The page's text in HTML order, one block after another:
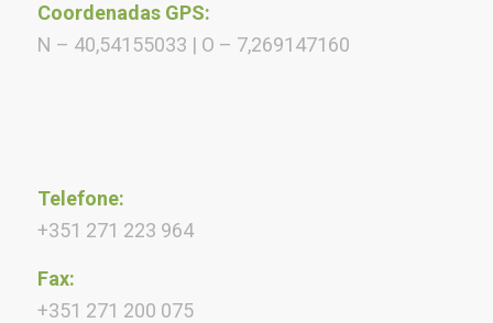
Coordenadas GPS:
N – 40,54155033 | O – 7,269147160
Telefone:
+351 271 223 964
Fax:
+351 271 200 075